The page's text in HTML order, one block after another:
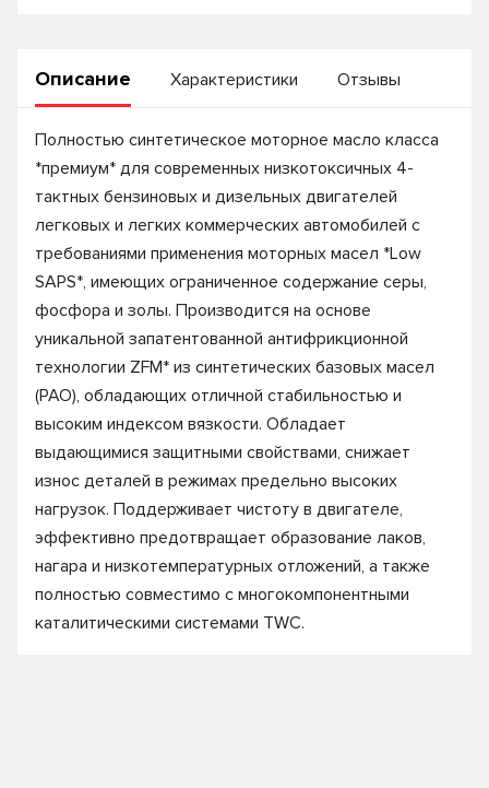
Описание Характеристики Отзывы
Полностью синтетическое моторное масло класса
*премиум* для современных низкотоксичных 4-
тактных бензиновых и дизельных двигателей
легковых и легких коммерческих автомобилей с
требованиями применения моторных масел *Low
SAPS*, имеющих ограниченное содержание серы,
фосфора и золы. Производится на основе
уникальной запатентованной антифрикционной
технологии ZFM* из синтетических базовых масел
(PAO), обладающих отличной стабильностью и
высоким индексом вязкости. Обладает
выдающимися защитными свойствами, снижает
износ деталей в режимах предельно высоких
нагрузок. Поддерживает чистоту в двигателе,
эффективно предотвращает образование лаков,
нагара и низкотемпературных отложений, а также
полностью совместимо с многокомпонентными
каталитическими системами TWC.